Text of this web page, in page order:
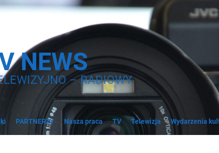
NEWS
– RADIOWY
PARTNERZY Nasza praca TV Telewizja Wydarzenia